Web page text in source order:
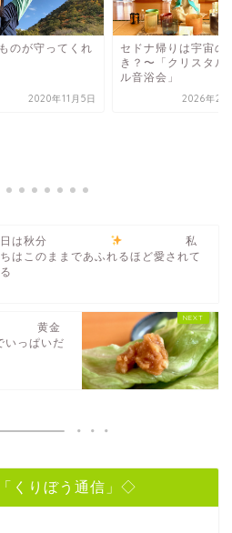
のが守ってくれ
2020年11月5日
セドナ帰りは宇宙の
き？〜「クリスタル
ル音浴会」
2026年2
は秋分
私
はこのままであふれるほど愛されて
黄金
いっぱいだ
「くりぼう通信」◇